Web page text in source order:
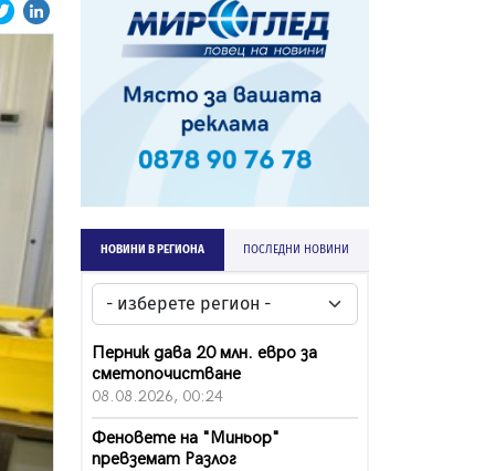
НОВИНИ В РЕГИОНА ПОСЛЕДНИ НОВИНИ
Перник дава 20 млн. евро за
сметопочистване
08.08.2026, 00:24
Феновете на "Миньор"
превземат Разлог